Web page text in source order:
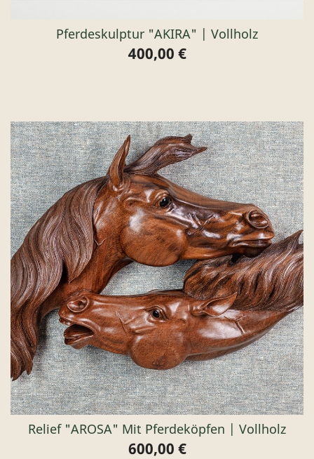
Pferdeskulptur "AKIRA" | Vollholz
Preis
400,00 €
Relief "AROSA" Mit Pferdeköpfen | Vollholz
Preis
600,00 €